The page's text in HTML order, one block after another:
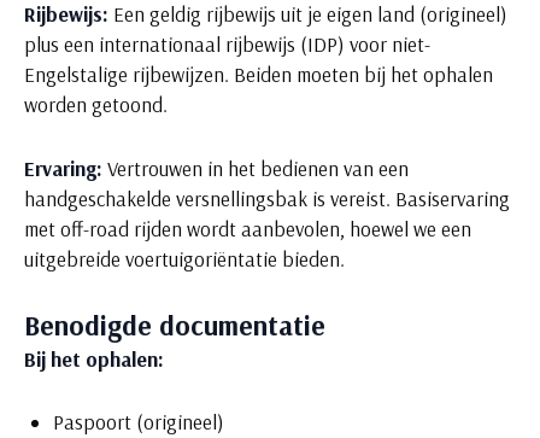
Rijbewijs: Een geldig rijbewijs uit je eigen land (origineel)
plus een internationaal rijbewijs (IDP) voor niet-
Engelstalige rijbewijzen. Beiden moeten bij het ophalen
worden getoond.
Ervaring: Vertrouwen in het bedienen van een
handgeschakelde versnellingsbak is vereist. Basiservaring
met off-road rijden wordt aanbevolen, hoewel we een
uitgebreide voertuigoriëntatie bieden.
Benodigde documentatie
Bij het ophalen:
Paspoort (origineel)